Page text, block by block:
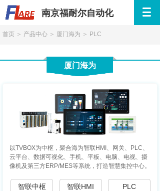
首页 ＞ 产品中心 ＞ 厦门海为 ＞ PLC
厦门海为
按钮文本
智联中枢 PLC
智联HMI
以TVBOX为中枢，聚合海为智联HMI、网关、PLC、
云平台、数据可视化、手机、平板、电脑、电视、摄
像机及第三方ERP/MES等系统，打造智慧集控中心。
南京福耐尔自动化